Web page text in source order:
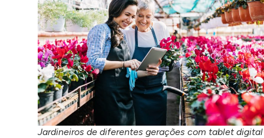
Jardineiros de diferentes gerações com tablet digital